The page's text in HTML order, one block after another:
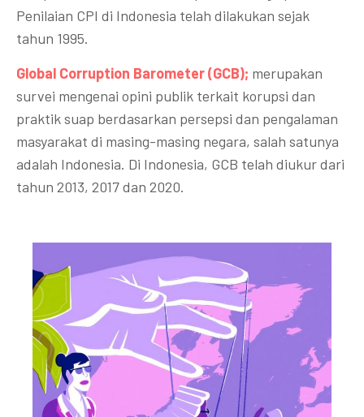
Penilaian CPI di Indonesia telah dilakukan sejak
tahun 1995.
Global Corruption Barometer (GCB); merupakan
survei mengenai opini publik terkait korupsi dan
praktik suap berdasarkan persepsi dan pengalaman
masyarakat di masing-masing negara, salah satunya
adalah Indonesia. Di Indonesia, GCB telah diukur dari
tahun 2013, 2017 dan 2020.